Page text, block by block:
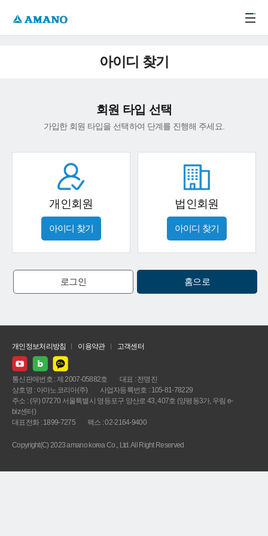
아이디 찾기
회원 타입 선택
가입한 회원 타입을 선택하여 단계를 진행해 주세요.
개인회원
아이디 찾기
법인회원
아이디 찾기
로그인 홈으로
개인정보처리방침 이용약관 고객센터
통신판매번호 : 제 2007-05882호
대표 : 전명진
상호명 : 아마노코리아(주)
사업자등록번호 : 105-81-78229
주소 : (우) 07270 서울특별시 영등포구 양산로 43, 407호 (양평동3가, 우림 e-
biz센터)
대표전화 : 1899-7275
팩스 : 02-2164-9400
Copyright(C) 2023 amano korea Co., Ltd. All Right Reserved